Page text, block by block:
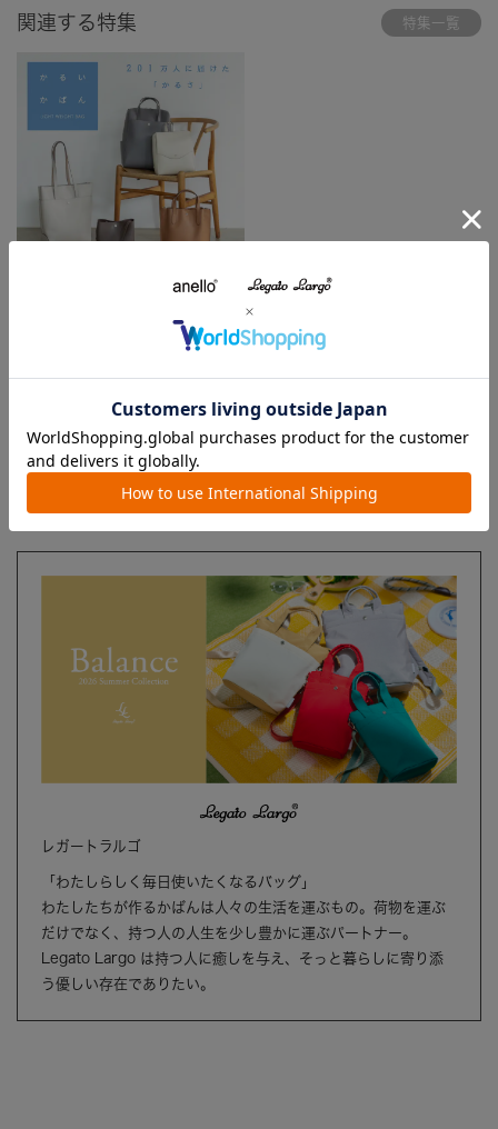
関連する特集 特集一覧
ブランド
レガートラルゴ
「わたしらしく毎日使いたくなるバッグ」
わたしたちが作るかばんは人々の生活を運ぶもの。荷物を運ぶ
だけでなく、持つ人の人生を少し豊かに運ぶパートナー。
Legato Largo は持つ人に癒しを与え、そっと暮らしに寄り添
う優しい存在でありたい。